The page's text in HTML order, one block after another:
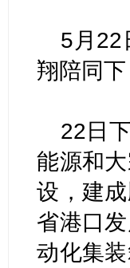
5月22
翔陪同
22日
能源和
设，建
省港口
动化集